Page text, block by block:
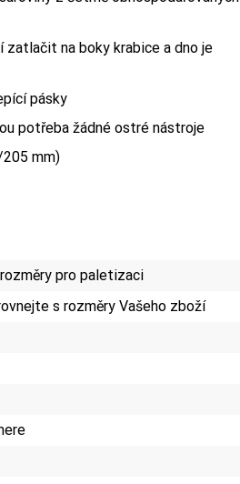
na boky krabice a dno je
pásky
potřeba žádné ostré nástroje
mm)
pro paletizaci
s rozměry Vašeho zboží